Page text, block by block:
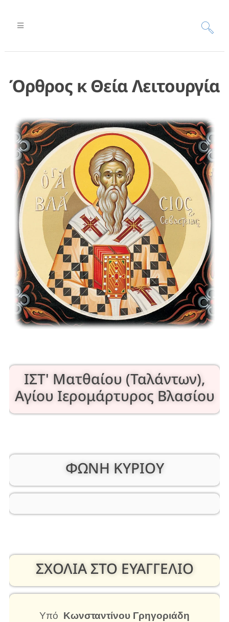
Όρθρος κ Θεία Λειτουργία
ΙΣΤ' Ματθαίου (Ταλάντων),
Αγίου Ιερομάρτυρος Βλασίου
ΦΩΝΗ ΚΥΡΙΟΥ
ΣΧΟΛΙΑ ΣΤΟ ΕΥΑΓΓΕΛΙΟ
Υπό Κωνσταντίνου Γρηγοριάδη